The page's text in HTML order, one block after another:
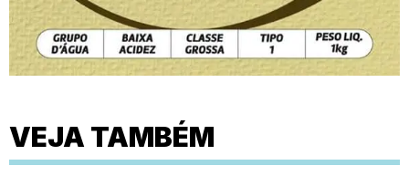
VEJA TAMBÉM